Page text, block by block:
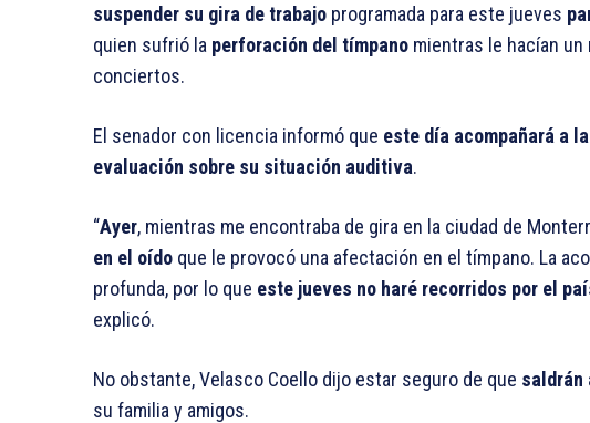
suspender su gira de trabajo programada para este jueves
quien sufrió la perforación del tímpano mientras le hacían
conciertos.
El senador con licencia informó que este día acompañará a
evaluación sobre su situación auditiva.
“Ayer, mientras me encontraba de gira en la ciudad de
en el oído que le provocó una afectación en el tímpano. La
profunda, por lo que este jueves no haré recorridos por el
explicó.
No obstante, Velasco Coello dijo estar seguro de que saldrán
su familia y amigos.